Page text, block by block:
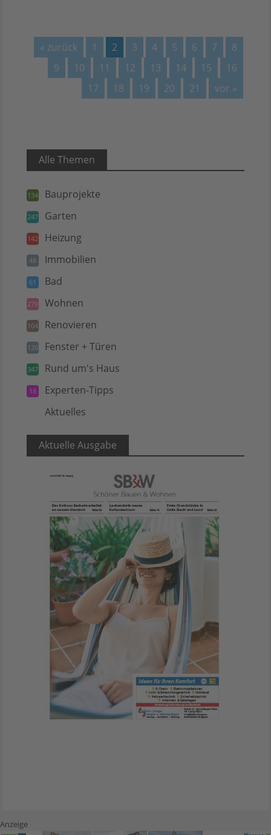
« zurück 1 2 3 4 5 6 7
8
9
10 11 12 13 14 15
16
17
18 19 20 21 vor »
Alle Themen
134 Bauprojekte
247 Garten
142 Heizung
48 Immobilien
61 Bad
279 Wohnen
104 Renovieren
120 Fenster + Türen
347 Rund um's Haus
18 Experten-Tipps
Aktuelles
Aktuelle Ausgabe
Anzeige